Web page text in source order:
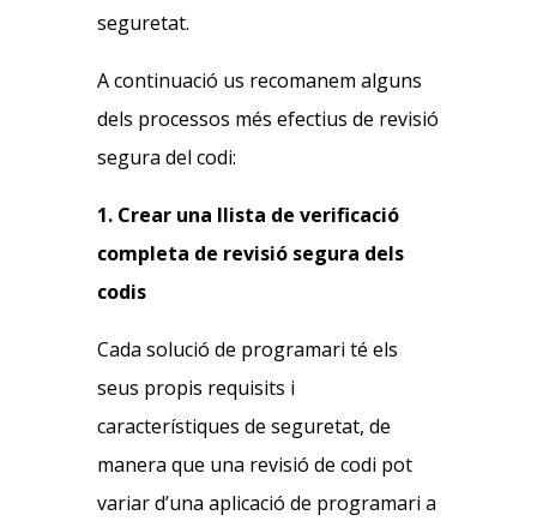
seguretat.
A continuació us recomanem alguns
dels processos més efectius de revisió
segura del codi:
1. Crear una llista de verificació
completa de revisió segura dels
codis
Cada solució de programari té els
seus propis requisits i
característiques de seguretat, de
manera que una revisió de codi pot
variar d’una aplicació de programari a